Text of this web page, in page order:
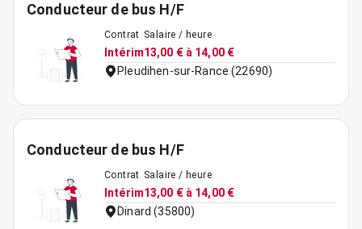
Conducteur de bus H/F
Contrat
Intérim
Salaire / heure
13,00 € à 14,00 €
Pleudihen-sur-Rance (22690)
Conducteur de bus H/F
Contrat
Intérim
Salaire / heure
13,00 € à 14,00 €
Dinard (35800)